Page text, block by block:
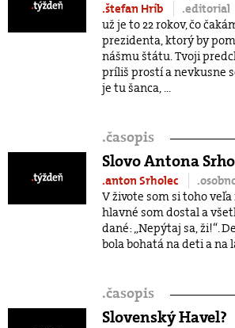
.štefan Hríb
.editorial
už je to 22 rokov, čo
prezidenta, ktorý by
nášmu štátu. Tvoji
príliš prostí a nevkusne
je tu šanca, ...
.časopis
Slovo Antona
.anton Srholec
V živote som si toho
hlavné som dostal a
dané: „Nepýtaj sa, ži!“.
bola bohatá na deti a na
.časopis
Slovenský Havel?